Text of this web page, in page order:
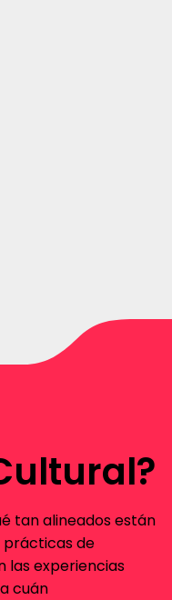
tan alineados están
prácticas de
las experiencias
cuán